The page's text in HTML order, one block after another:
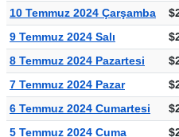
10 Temmuz 2024 Çarşamba
9 Temmuz 2024 Salı
8 Temmuz 2024 Pazartesi
7 Temmuz 2024 Pazar
6 Temmuz 2024 Cumartesi
5 Temmuz 2024 Cuma